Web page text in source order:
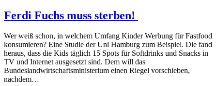
Ferdi Fuchs muss sterben!
Wer weiß schon, in welchem Umfang Kinder Werbung für Fastfood
konsumieren? Eine Studie der Uni Hamburg zum Beispiel. Die fand
heraus, dass die Kids täglich 15 Spots für Softdrinks und Snacks in
TV und Internet ausgesetzt sind. Dem will das
Bundeslandwirtschaftsministerium einen Riegel vorschieben,
nachdem…